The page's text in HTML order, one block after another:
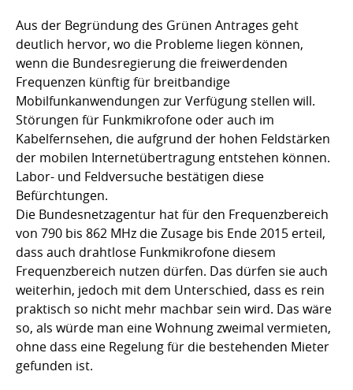
Aus der Begründung des Grünen Antrages geht
deutlich hervor, wo die Probleme liegen können,
wenn die Bundesregierung die freiwerdenden
Frequenzen künftig für breitbandige
Mobilfunkanwendungen zur Verfügung stellen will.
Störungen für Funkmikrofone oder auch im
Kabelfernsehen, die aufgrund der hohen Feldstärken
der mobilen Internetübertragung entstehen können.
Labor- und Feldversuche bestätigen diese
Befürchtungen.
Die Bundesnetzagentur hat für den Frequenzbereich
von 790 bis 862 MHz die Zusage bis Ende 2015 erteil,
dass auch drahtlose Funkmikrofone diesem
Frequenzbereich nutzen dürfen. Das dürfen sie auch
weiterhin, jedoch mit dem Unterschied, dass es rein
praktisch so nicht mehr machbar sein wird. Das wäre
so, als würde man eine Wohnung zweimal vermieten,
ohne dass eine Regelung für die bestehenden Mieter
gefunden ist.